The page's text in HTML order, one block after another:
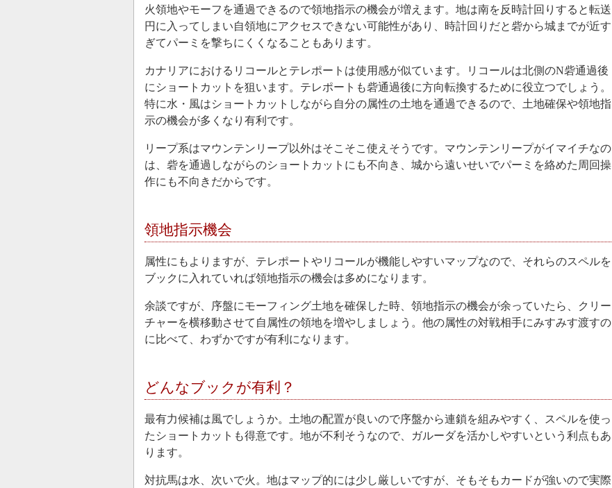
火領地やモーフを通過できるので領地指示の機会が増えます。地は南を反時計回りすると転送
円に入ってしまい自領地にアクセスできない可能性があり、時計回りだと砦から城までが近す
ぎてパーミを撃ちにくくなることもあります。
カナリアにおけるリコールとテレポートは使用感が似ています。リコールは北側のN砦通過後
にショートカットを狙います。テレポートも砦通過後に方向転換するために役立つでしょう。
特に水・風はショートカットしながら自分の属性の土地を通過できるので、土地確保や領地指
示の機会が多くなり有利です。
リープ系はマウンテンリープ以外はそこそこ使えそうです。マウンテンリープがイマイチなの
は、砦を通過しながらのショートカットにも不向き、城から遠いせいでパーミを絡めた周回操
作にも不向きだからです。
領地指示機会
属性にもよりますが、テレポートやリコールが機能しやすいマップなので、それらのスペルを
ブックに入れていれば領地指示の機会は多めになります。
余談ですが、序盤にモーフィング土地を確保した時、領地指示の機会が余っていたら、クリー
チャーを横移動させて自属性の領地を増やしましょう。他の属性の対戦相手にみすみす渡すの
に比べて、わずかですが有利になります。
どんなブックが有利？
最有力候補は風でしょうか。土地の配置が良いので序盤から連鎖を組みやすく、スペルを使っ
たショートカットも得意です。地が不利そうなので、ガルーダを活かしやすいという利点もあ
ります。
対抗馬は水、次いで火。地はマップ的には少し厳しいですが、そもそもカードが強いので実際